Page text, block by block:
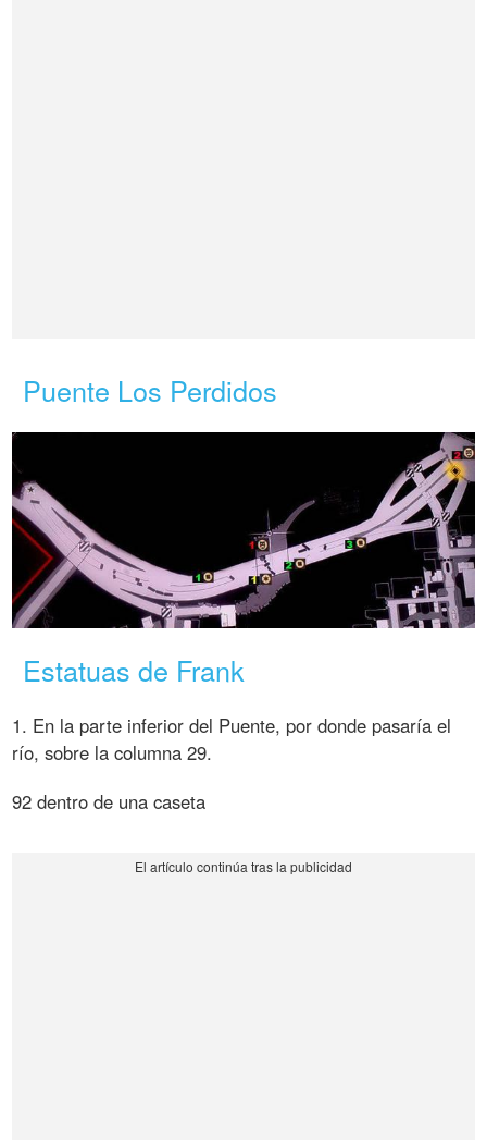
Puente Los Perdidos
Estatuas de Frank
1. En la parte inferior del Puente, por donde pasaría el
río, sobre la columna 29.
92 dentro de una caseta